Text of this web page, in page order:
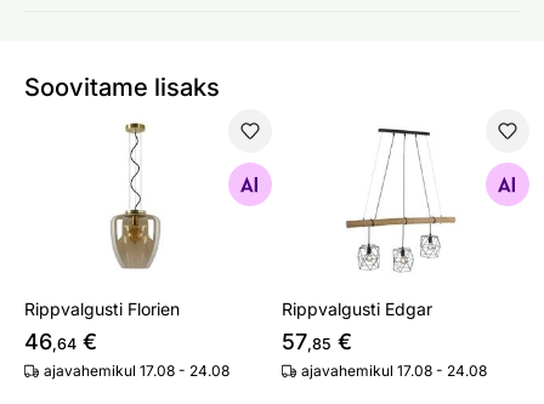
Soovitame lisaks
Rippvalgusti Florien
Otsi sarnaseid
Rippvalgusti Florien
46,64 €
ajavahemikul 17.08 - 24.08
Rippvalgusti Edgar
Otsi sarnaseid
Rippvalgusti Edgar
57,85 €
ajavahemikul 17.08 - 24.08